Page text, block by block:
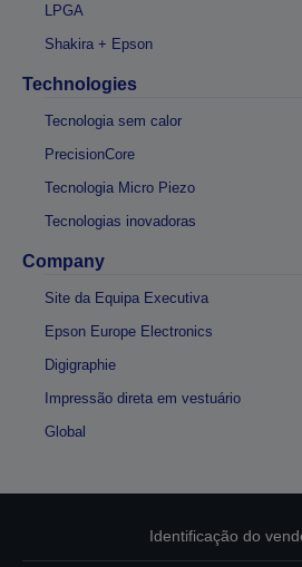
LPGA
Shakira + Epson
Technologies
Tecnologia sem calor
PrecisionCore
Tecnologia Micro Piezo
Tecnologias inovadoras
Company
Site da Equipa Executiva
Epson Europe Electronics
Digigraphie
Impressão direta em vestuário
Global
Identificação do